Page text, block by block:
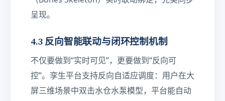
呈现。
4.3 反向智能联动与闭环控制机制
不仅要做到“实时可见”，更要做到“反向可
控”。孪生平台支持反向自适应调度：用户在大
屏三维场景中双击水仓水泵模型，平台能自动